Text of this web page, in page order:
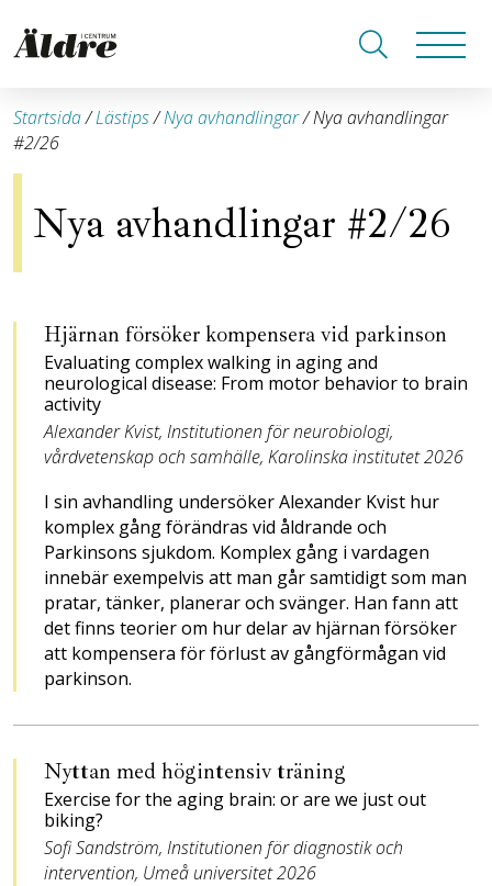
Startsida/Lästips/Nya avhandlingar/Nya avhandlingar
#2/26
Nya avhandlingar #2/26
Hjärnan försöker ­kom­­pensera vid parkinson
Evaluating complex walking in aging and
neurological ­disease: From motor behavior to brain
activity
Alexander Kvist, Institutionen för neurobiologi,
vårdvetenskap­ och samhälle, Karolinska ­institutet 2026
I sin avhandling undersöker Alexander Kvist hur
komplex gång förändras vid åldrande och
Parkinsons sjukdom. Komplex gång i vardagen
innebär exempelvis att man går samtidigt som man
pratar, tänker, planerar och svänger. Han fann att
det finns teorier om hur delar av hjärnan försöker
att kompensera för förlust av gångförmågan vid
parkinson.
Nyttan med hög­intensiv träning
Exercise for the aging brain: ­or are we just out
biking?
Sofi Sandström, Institutionen för diagnostik och
intervention, Umeå universitet 2026